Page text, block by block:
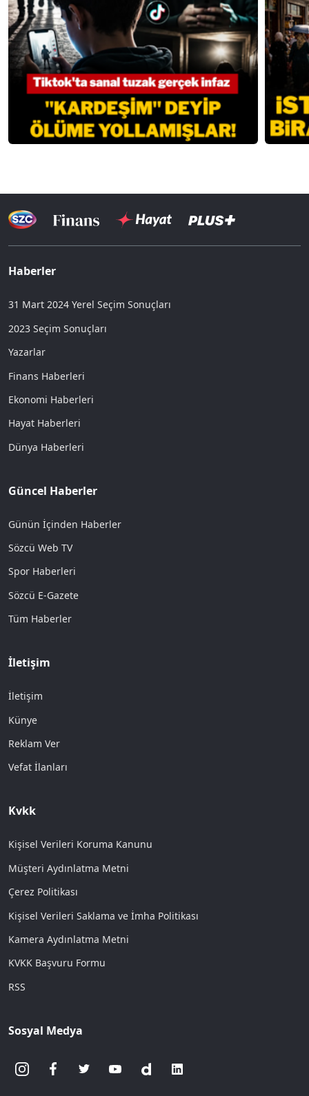
Haberler
31 Mart 2024 Yerel Seçim Sonuçları
2023 Seçim Sonuçları
Yazarlar
Finans Haberleri
Ekonomi Haberleri
Hayat Haberleri
Dünya Haberleri
Güncel Haberler
Günün İçinden Haberler
Sözcü Web TV
Spor Haberleri
Sözcü E-Gazete
Tüm Haberler
İletişim
İletişim
Künye
Reklam Ver
Vefat İlanları
Kvkk
Kişisel Verileri Koruma Kanunu
Müşteri Aydınlatma Metni
Çerez Politikası
Kişisel Verileri Saklama ve İmha Politikası
Kamera Aydınlatma Metni
KVKK Başvuru Formu
RSS
Sosyal Medya